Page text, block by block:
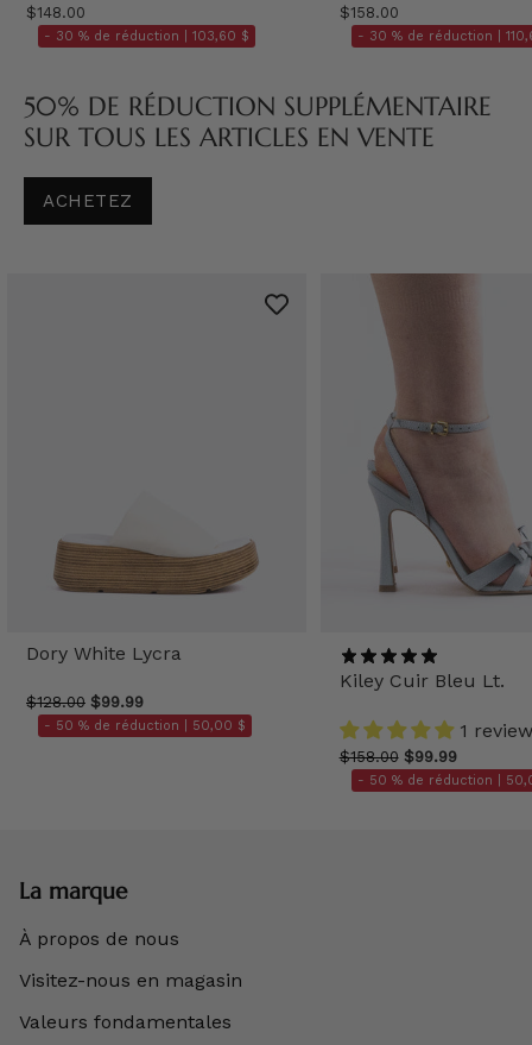
$148.00
- 30 % de réduction | 103,60 $
$158.00
- 30 % de réduction |
50% DE RÉDUCTION SUPPLÉMENTAIRE
SUR TOUS LES ARTICLES EN VENTE
ACHETEZ
Dory White Lycra
$128.00 $99.99
- 50 % de réduction | 50,00 $
Kiley Cuir Bleu Lt.
1 review
$158.00 $99.99
- 50 % de réduction |
La marque
À propos de nous
Visitez-nous en magasin
Valeurs fondamentales